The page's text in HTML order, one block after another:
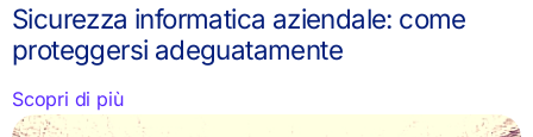
Sicurezza informatica aziendale: come
proteggersi adeguatamente
Scopri di più